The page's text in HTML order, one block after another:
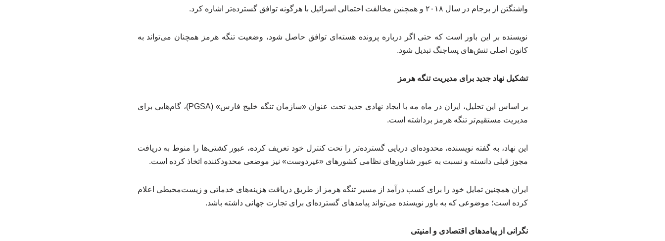
واشنگتن از برجام در سال ۲۰۱۸ و همچنین مخالفت احتمالی اسرائیل با هرگونه توافق گسترده‌تر اشاره کرد.
نویسنده بر این باور است که حتی اگر درباره پرونده هسته‌ای توافق حاصل شود، وضعیت تنگه هرمز همچنان می‌تواند به
کانون اصلی تنش‌های پساجنگ تبدیل شود.
تشکیل نهاد جدید برای مدیریت تنگه هرمز
بر اساس این تحلیل، ایران در ماه مه با ایجاد نهادی جدید تحت عنوان «سازمان تنگه خلیج فارس» (PGSA)، گام‌هایی برای
مدیریت مستقیم‌تر تنگه هرمز برداشته است.
این نهاد، به گفته نویسنده، محدوده‌ای دریایی گسترده‌تر را تحت کنترل خود تعریف کرده، عبور کشتی‌ها را منوط به دریافت
مجوز قبلی دانسته و نسبت به عبور شناورهای نظامی کشورهای «غیردوست» نیز موضعی محدودکننده اتخاذ کرده است.
ایران همچنین تمایل خود را برای کسب درآمد از مسیر تنگه هرمز از طریق دریافت هزینه‌های خدماتی و زیست‌محیطی اعلام
کرده است؛ موضوعی که به باور نویسنده می‌تواند پیامدهای گسترده‌ای برای تجارت جهانی داشته باشد.
نگرانی از پیامدهای اقتصادی و امنیتی